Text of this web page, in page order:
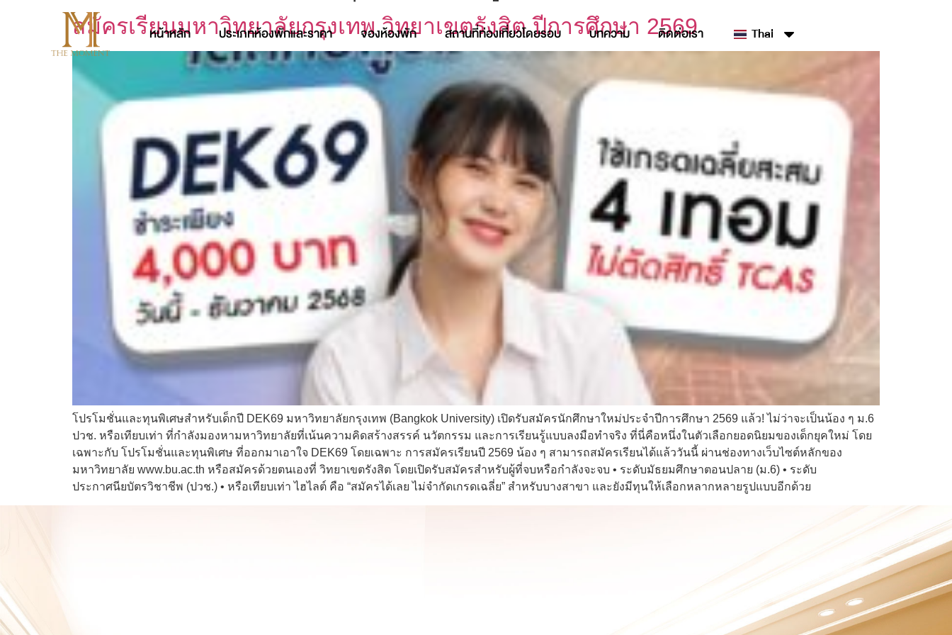
หน้าหลัก ประเภทห้องพักและราคา จองห้องพัก สถานที่ท่องเที่ยวโดยรอบ บทความ ติดต่อเรา Thai
สมัครเรียนมหาวิทยาลัยกรุงเทพ วิทยาเขตรังสิต ปีการศึกษา 2569
โปรโมชั่นและทุนพิเศษสำหรับเด็กปี DEK69 มหาวิทยาลัยกรุงเทพ (Bangkok University) เปิดรับสมัครนักศึกษาใหม่ประจำปีการศึกษา 2569 แล้ว! ไม่ว่าจะเป็นน้อง ๆ ม.6
ปวช. หรือเทียบเท่า ที่กำลังมองหามหาวิทยาลัยที่เน้นความคิดสร้างสรรค์ นวัตกรรม และการเรียนรู้แบบลงมือทำจริง ที่นี่คือหนึ่งในตัวเลือกยอดนิยมของเด็กยุคใหม่ โดย
เฉพาะกับ โปรโมชั่นและทุนพิเศษ ที่ออกมาเอาใจ DEK69 โดยเฉพาะ การสมัครเรียนปี 2569 น้อง ๆ สามารถสมัครเรียนได้แล้ววันนี้ ผ่านช่องทางเว็บไซต์หลักของ
มหาวิทยาลัย www.bu.ac.th หรือสมัครด้วยตนเองที่ วิทยาเขตรังสิต โดยเปิดรับสมัครสำหรับผู้ที่จบหรือกำลังจะจบ • ระดับมัธยมศึกษาตอนปลาย (ม.6) • ระดับ
ประกาศนียบัตรวิชาชีพ (ปวช.) • หรือเทียบเท่า ไฮไลต์ คือ “สมัครได้เลย ไม่จำกัดเกรดเฉลี่ย” สำหรับบางสาขา และยังมีทุนให้เลือกหลากหลายรูปแบบอีกด้วย